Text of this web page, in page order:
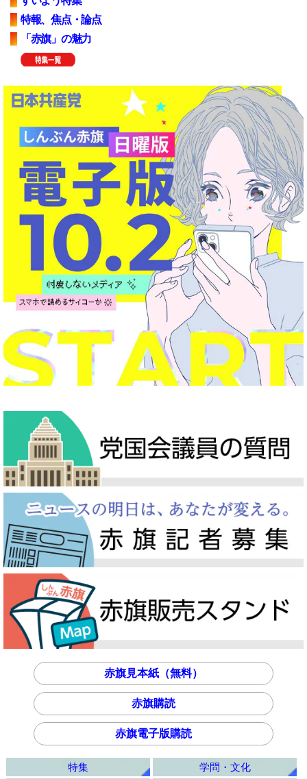
特報、焦点・論点
「赤旗」の魅力
赤旗見本紙（無料）
赤旗購読
赤旗電子版購読
特集
学問・文化